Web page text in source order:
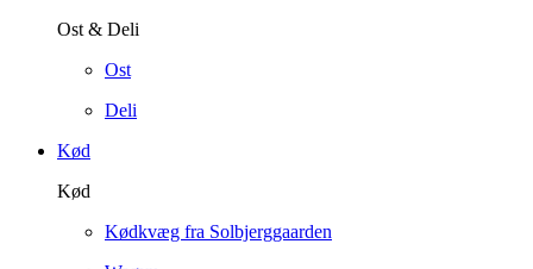
Ost & Deli
Ost
Deli
Kød
Kød
Kødkvæg fra Solbjerggaarden